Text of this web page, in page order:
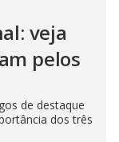
veja
pelos
de destaque
dos três